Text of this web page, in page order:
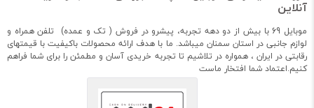
آنلاین
موبایل 69 با بیش از دو دهه تجربه، پیشرو در فروش ( تک و عمده) تلفن همراه و
لوازم جانبی در استان سمنان میباشد. ما با هدف ارائه محصولات باکیفیت با قیمتهای
رقابتی در ایران ، همواره در تلاشیم تا تجربه خریدی آسان و مطمئن را برای شما فراهم
کنیم.اعتماد شما افتخار ماست